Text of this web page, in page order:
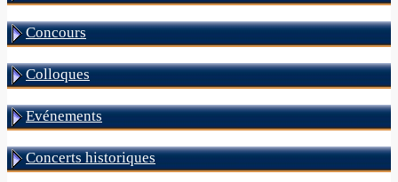
Concours
Colloques
Evénements
Concerts historiques